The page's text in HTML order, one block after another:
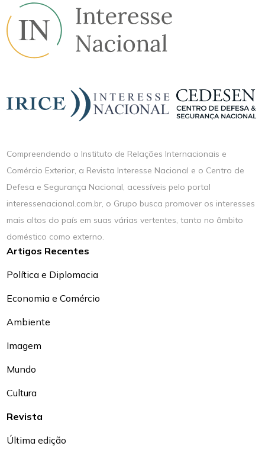
Compreendendo o Instituto de Relações Internacionais e
Comércio Exterior, a Revista Interesse Nacional e o Centro de
Defesa e Segurança Nacional, acessíveis pelo portal
interessenacional.com.br, o Grupo busca promover os interesses
mais altos do país em suas várias vertentes, tanto no âmbito
doméstico como externo.
Artigos Recentes
Política e Diplomacia
Economia e Comércio
Ambiente
Imagem
Mundo
Cultura
Revista
Última edição